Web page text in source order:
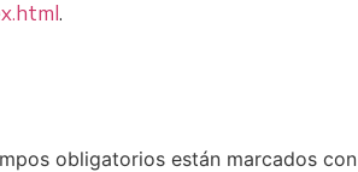
.
obligatorios están marcados con